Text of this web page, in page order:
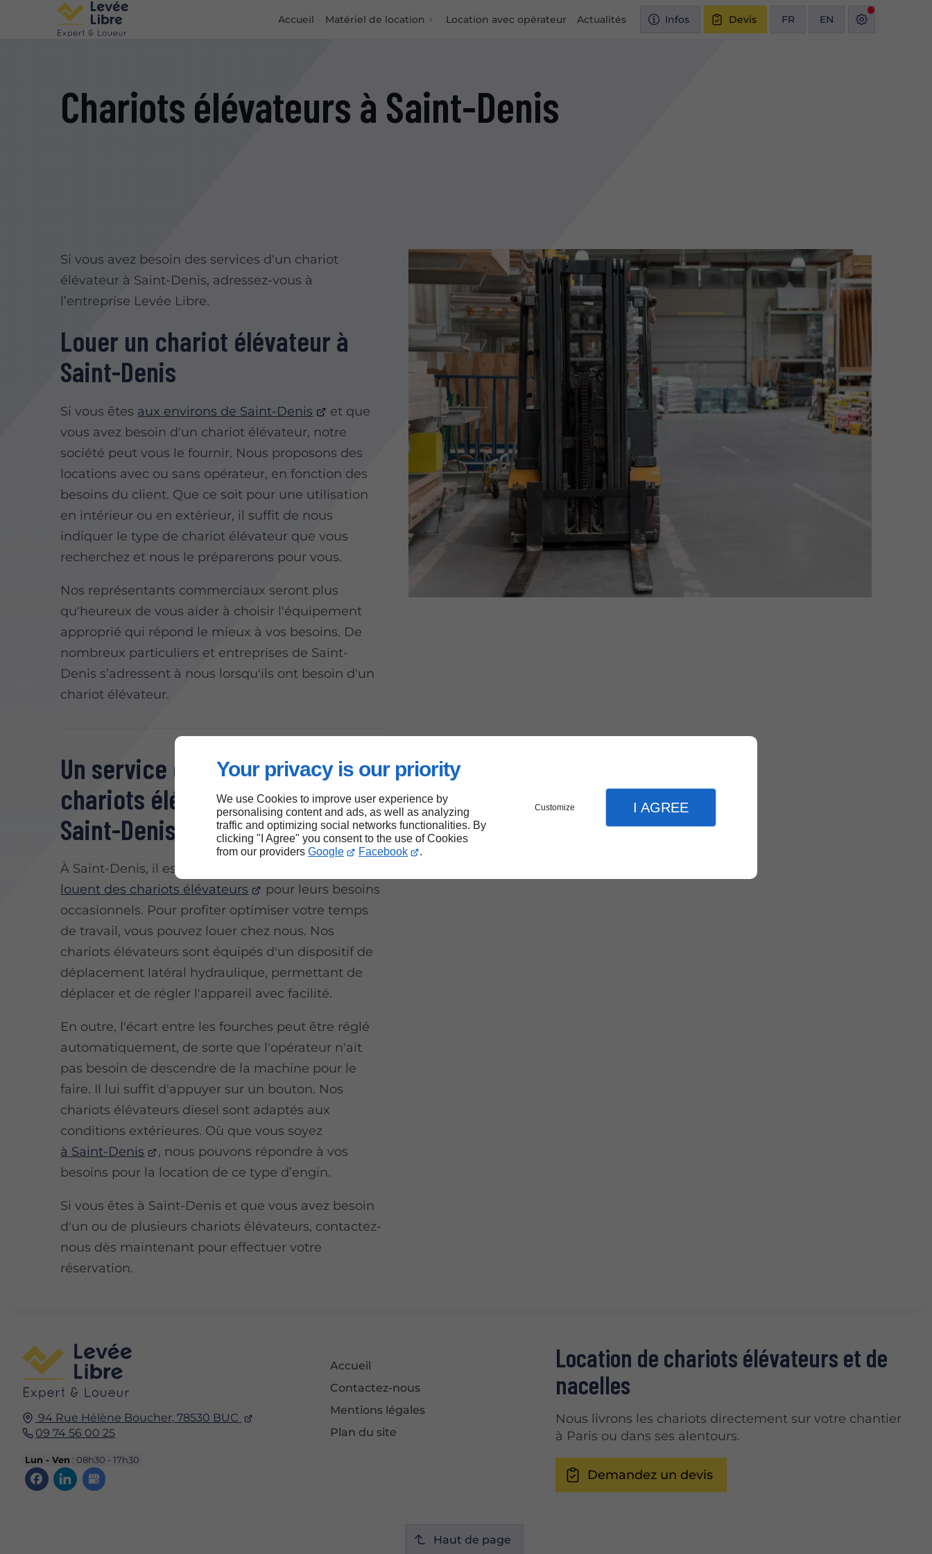
Your privacy is our priority
We use Cookies to improve user experience by
personalising content and ads, as well as analyzing
traffic and optimizing social networks functionalities. By
clicking "I Agree" you consent to the use of Cookies
from our providers Google Facebook .
Customize I AGREE
Accueil Matériel de location Location avec opérateur Actualités Infos Devis FR EN
Chariots élévateurs à Saint-Denis
Si vous avez besoin des services d'un chariot
élévateur à Saint-Denis, adressez-vous à
l’entreprise Levée Libre.
Louer un chariot élévateur à
Saint-Denis
Si vous êtes aux environs de Saint-Denis
et que
vous avez besoin d'un chariot élévateur, notre
société peut vous le fournir. Nous proposons des
locations avec ou sans opérateur, en fonction des
besoins du client. Que ce soit pour une utilisation
en intérieur ou en extérieur, il suffit de nous
indiquer le type de chariot élévateur que vous
recherchez et nous le préparerons pour vous.
Nos représentants commerciaux seront plus
qu'heureux de vous aider à choisir l'équipement
approprié qui répond le mieux à vos besoins. De
nombreux particuliers et entreprises de Saint-
Denis s’adressent à nous lorsqu'ils ont besoin d'un
chariot élévateur.
Un service de location de
chariots élévateurs fiable à
Saint-Denis
À Saint-Denis, il est fréquent que les gens
louent des chariots élévateurs
pour leurs besoins
occasionnels. Pour profiter optimiser votre temps
de travail, vous pouvez louer chez nous. Nos
chariots élévateurs sont équipés d'un dispositif de
déplacement latéral hydraulique, permettant de
déplacer et de régler l'appareil avec facilité.
En outre, l'écart entre les fourches peut être réglé
automatiquement, de sorte que l'opérateur n'ait
pas besoin de descendre de la machine pour le
faire. Il lui suffit d'appuyer sur un bouton. Nos
chariots élévateurs diesel sont adaptés aux
conditions extérieures. Où que vous soyez
à Saint-Denis
, nous pouvons répondre à vos
besoins pour la location de ce type d’engin.
Si vous êtes à Saint-Denis et que vous avez besoin
d'un ou de plusieurs chariots élévateurs, contactez-
nous dès maintenant pour effectuer votre
réservation.
94 Rue Hélène Boucher, 78530 BUC
09 74 56 00 25
Lun - Ven : 08h30 - 17h30
Accueil
Contactez-nous
Mentions légales
Plan du site
Location de chariots élévateurs et de
nacelles
Nous livrons les chariots directement sur votre chantier
à Paris ou dans ses alentours.
Demandez un devis
Haut de page